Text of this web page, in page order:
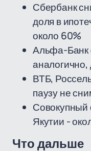
Сбербанк
доля в
около 60%
Альфа-Банк
ВТБ,
паузу не
Совокупный
Якутии -
Что дальше